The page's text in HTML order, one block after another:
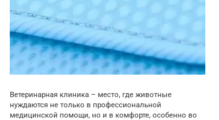
Ветеринарная клиника – место, где животные
нуждаются не только в профессиональной
медицинской помощи, но и в комфорте, особенно во